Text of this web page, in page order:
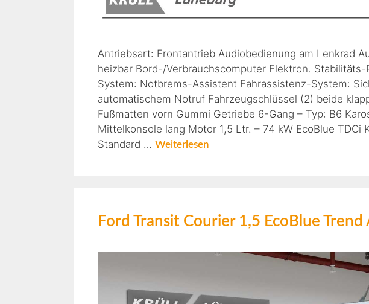
Antriebsart: Frontantrieb Audiobedienung am Lenkrad
heizbar Bord-/Verbrauchscomputer Elektron.
System: Notbrems-Assistent Fahrassistenz-System:
automatischem Notruf Fahrzeugschlüssel (2) beide
Fußmatten vorn Gummi Getriebe 6-Gang – Typ: B6
Mittelkonsole lang Motor 1,5 Ltr. – 74 kW EcoBlue TDCi
Standard … Weiterlesen
Ford Transit Courier 1,5 EcoBlue